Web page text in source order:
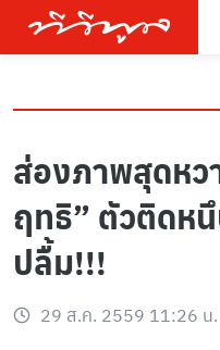
ส่องภาพสุดหว
ฤทธิ” ตัวติดห
ปลื้ม!!!
29 ส.ค. 2559 11:26 น.